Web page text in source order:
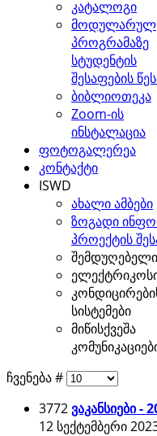
კატალოგი
მოდულარულ
პროგრამაზე
სტუდენტის
შესაფების
ბიბლიოთეკა
Zoom-ის
ინსტალაცია
ფოტოგალერეა
კონტაქტი
ISWD
ახალი ამბები
ზოგადი
პროექტის
შემდუღებელი
სისტემები
მიწისქვეშა
ჩვენება #
3772ვაკანსიები -
12 სექტემბერი